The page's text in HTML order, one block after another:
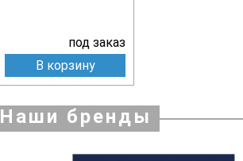
под заказ
В корзину
Наши бренды